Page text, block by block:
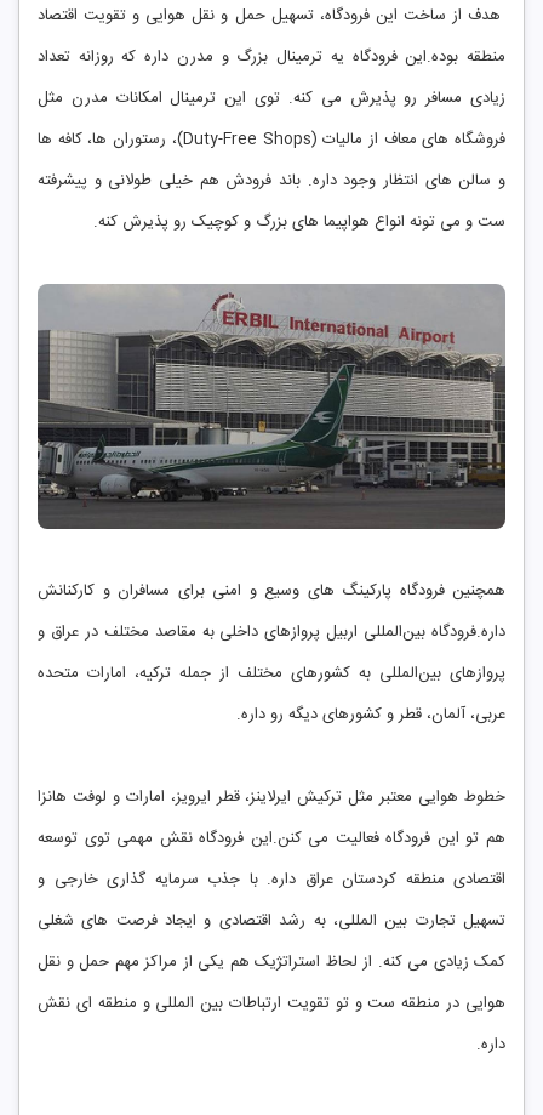
هدف از ساخت این فرودگاه، تسهیل حمل و نقل هوایی و تقویت اقتصاد
منطقه بوده.این فرودگاه یه ترمینال بزرگ و مدرن داره که روزانه تعداد
زیادی مسافر رو پذیرش می ‌کنه. توی این ترمینال امکانات مدرن مثل
فروشگاه ‌های معاف از مالیات (Duty-Free Shops)، رستوران‌ ها، کافه ‌ها
و سالن‌ های انتظار وجود داره. باند فرودش هم خیلی طولانی و پیشرفته‌
ست و می ‌تونه انواع هواپیما های بزرگ و کوچیک رو پذیرش کنه.
همچنین فرودگاه پارکینگ ‌های وسیع و امنی برای مسافران و کارکنانش
داره.فرودگاه بین‌المللی اربیل پروازهای داخلی به مقاصد مختلف در عراق و
پروازهای بین‌المللی به کشورهای مختلف از جمله ترکیه، امارات متحده
عربی، آلمان، قطر و کشورهای دیگه رو داره.
خطوط هوایی معتبر مثل ترکیش ایرلاینز، قطر ایرویز، امارات و لوفت‌ هانزا
هم تو این فرودگاه فعالیت می ‌کنن.این فرودگاه نقش مهمی توی توسعه
اقتصادی منطقه کردستان عراق داره. با جذب سرمایه ‌گذاری خارجی و
تسهیل تجارت بین ‌المللی، به رشد اقتصادی و ایجاد فرصت‌ های شغلی
کمک زیادی می ‌کنه. از لحاظ استراتژیک هم یکی از مراکز مهم حمل و نقل
هوایی در منطقه ‌ست و تو تقویت ارتباطات بین‌ المللی و منطقه ‌ای نقش
داره.